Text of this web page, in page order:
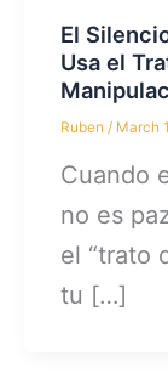
El
Usa el
Ruben/ March
Cuando
no es
el “trato
tu […]